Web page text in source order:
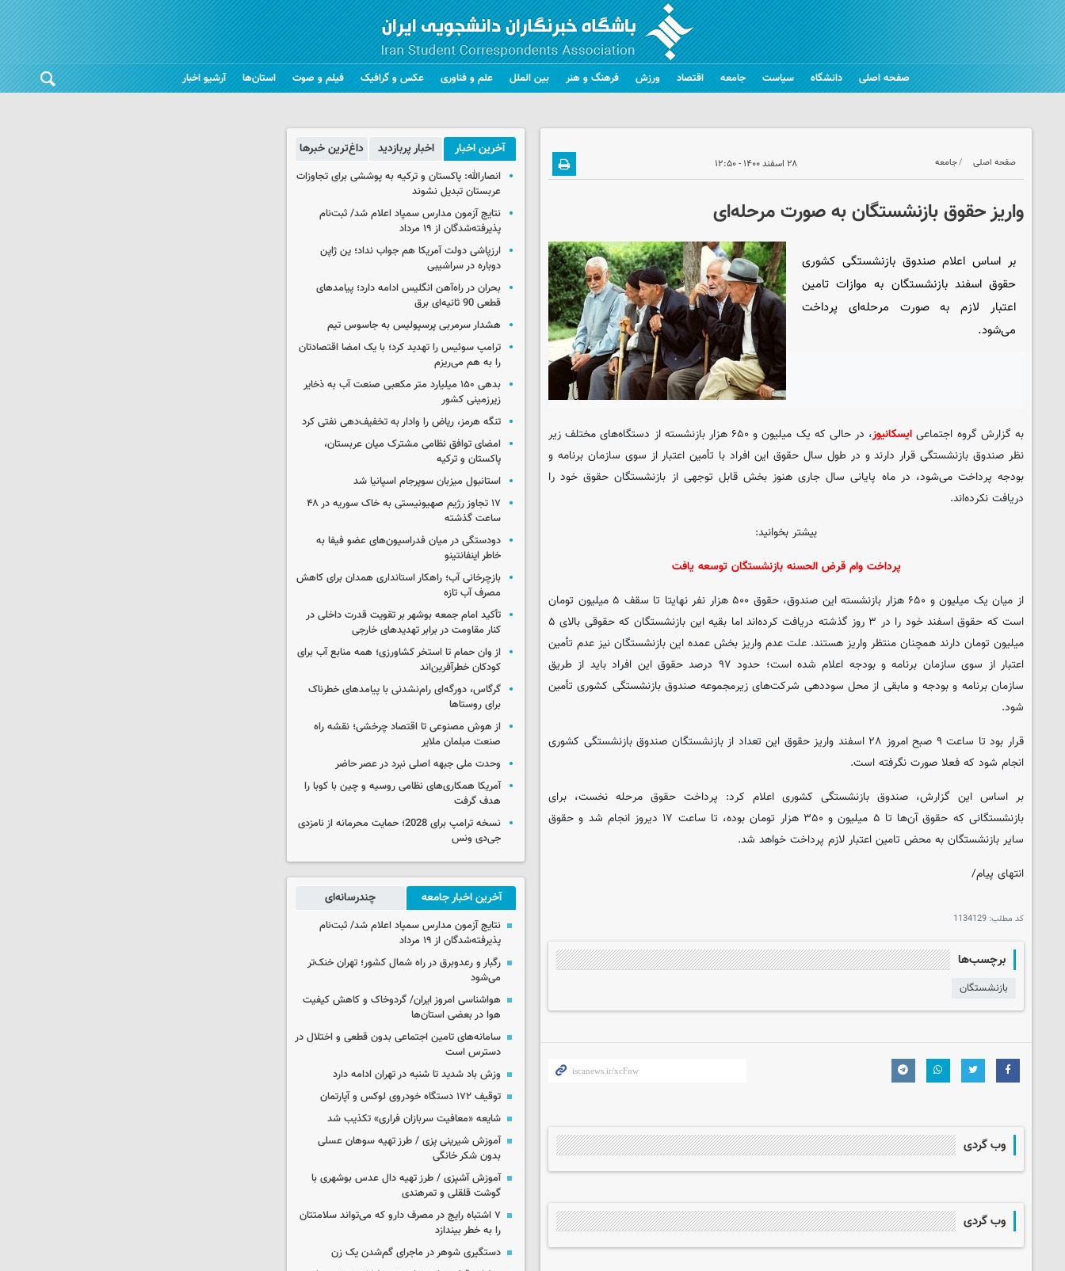
صفحه اصلی دانشگاه سیاست جامعه اقتصاد ورزش فرهنگ و هنر بین الملل علم و فناوری عکس و گرافیک فیلم و صوت استان‌ها آرشیو اخبار
صفحه اصلی جامعه ۲۸ اسفند ۱۴۰۰ - ۱۲:۵۰
واریز حقوق بازنشستگان به صورت مرحله‌ای
بر اساس اعلام صندوق بازنشستگی کشوری
حقوق اسفند بازنشستگان به موازات تامین
اعتبار لازم به صورت مرحله‌ای پرداخت
می‌شود.
به گزارش گروه اجتماعی ایسکانیوز
، در حالی که یک میلیون و ۶۵۰ هزار بازنشسته از دستگاه‌های مختلف زیر
نظر صندوق بازنشستگی قرار دارند و در طول سال حقوق این افراد با تأمین اعتبار از سوی سازمان برنامه و
بودجه پرداخت می‌شود، در ماه پایانی سال جاری هنوز بخش قابل توجهی از بازنشستگان حقوق خود را
دریافت نکرده‌اند.
بیشتر بخوانید:
پرداخت وام قرض الحسنه بازنشستگان توسعه یافت
از میان یک میلیون و ۶۵۰ هزار بازنشسته این صندوق، حقوق ۵۰۰ هزار نفر نهایتا تا سقف ۵ میلیون تومان
است که حقوق اسفند خود را در ۳ روز گذشته دریافت کرده‌اند اما بقیه این بازنشستگان که حقوقی بالای ۵
میلیون تومان دارند همچنان منتظر واریز هستند. علت عدم واریز بخش عمده‌ این بازنشستگان نیز عدم تأمین
اعتبار از سوی سازمان برنامه و بودجه اعلام شده است؛ حدود ۹۷ درصد حقوق این افراد باید از طریق
سازمان برنامه و بودجه و مابقی از محل سوددهی شرکت‌های زیرمجموعه صندوق بازنشستگی کشوری تأمین
شود.
قرار بود تا ساعت ۹ صبح امروز ۲۸ اسفند واریز حقوق این تعداد از بازنشستگان صندوق بازنشستگی کشوری
انجام شود که فعلا صورت نگرفته است.
بر اساس این گزارش، صندوق بازنشستگی کشوری اعلام کرد: پرداخت حقوق مرحله نخست، برای
بازنشستگانی که حقوق آن‌ها تا ۵ میلیون و ۳۵۰ هزار تومان بوده، تا ساعت ۱۷ دیروز انجام شد و حقوق
سایر بازنشستگان به محض تامین اعتبار لازم پرداخت خواهد شد.
انتهای پیام/
کد مطلب: 1134129
برچسب‌ها
بازنشستگان
وب گردی
وب گردی
آخرین اخبار اخبار پربازدید داغ‌ترین خبرها
انصارالله: پاکستان و ترکیه به پوششی برای تجاوزات
عربستان تبدیل نشوند
نتایج آزمون مدارس سمپاد اعلام شد/ ثبت‌نام
پذیرفته‌شدگان از ۱۹ مرداد
ارزپاشی دولت آمریکا هم جواب نداد؛ ین ژاپن
دوباره در سراشیبی
بحران در راه‌آهن انگلیس ادامه دارد؛ پیامدهای
قطعی 90 ثانیه‌ای برق
هشدار سرمربی پرسپولیس به جاسوس تیم
ترامپ سوئیس را تهدید کرد؛ با یک امضا اقتصادتان
را به هم می‌ریزم
بدهی ۱۵۰ میلیارد متر مکعبی صنعت آب به ذخایر
زیرزمینی کشور
تنگه هرمز، ریاض را وادار به تخفیف‌دهی نفتی کرد
امضای توافق نظامی مشترک میان عربستان،
پاکستان و ترکیه
استانبول میزبان سوپرجام اسپانیا شد
۱۷ تجاوز رژیم صهیونیستی به خاک سوریه در ۴۸
ساعت گذشته
دودستگی در میان فدراسیون‌های عضو فیفا به
خاطر اینفانتینو
بازچرخانی آب؛ راهکار استانداری همدان برای کاهش
مصرف آب تازه
تأکید امام جمعه بوشهر بر تقویت قدرت داخلی در
کنار مقاومت در برابر تهدیدهای خارجی
از وان حمام تا استخر کشاورزی؛ همه منابع آب برای
کودکان خطرآفرین‌اند
گرگاس، دورگه‌ای رام‌نشدنی با پیامدهای خطرناک
برای روستاها
از هوش مصنوعی تا اقتصاد چرخشی؛ نقشه راه
صنعت مبلمان ملایر
وحدت ملی جبهه اصلی نبرد در عصر حاضر
آمریکا همکاری‌های نظامی روسیه و چین با کوبا را
هدف گرفت
نسخه ترامپ برای 2028؛ حمایت محرمانه از نامزدی
جی‌دی ونس
آخرین اخبار جامعه چندرسانه‌ای
نتایج آزمون مدارس سمپاد اعلام شد/ ثبت‌نام
پذیرفته‌شدگان از ۱۹ مرداد
رگبار و رعدوبرق در راه شمال کشور؛ تهران خنک‌تر
می‌شود
هواشناسی امروز ایران/ گردوخاک و کاهش کیفیت
هوا در بعضی استان‌ها
سامانه‌های تامین اجتماعی بدون قطعی و اختلال در
دسترس است
وزش باد شدید تا شنبه در تهران ادامه دارد
توقیف ۱۷۲ دستگاه خودروی لوکس و آپارتمان
شایعه «معافیت سربازان فراری» تکذیب شد
آموزش شیرینی پزی / طرز تهیه سوهان عسلی
بدون شکر خانگی
آموزش آشپزی / طرز تهیه دال عدس بوشهری با
گوشت قلقلی و تمرهندی
۷ اشتباه رایج در مصرف دارو که می‌تواند سلامتتان
را به خطر بیندازد
دستگیری شوهر در ماجرای گم‌شدن یک زن